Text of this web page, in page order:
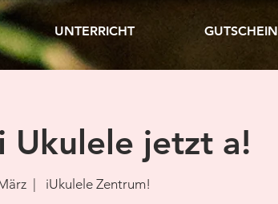
UNTERRICHT GUTSCHEIN
Ukulele jetzt a!
  |
iUkulele Zentrum!